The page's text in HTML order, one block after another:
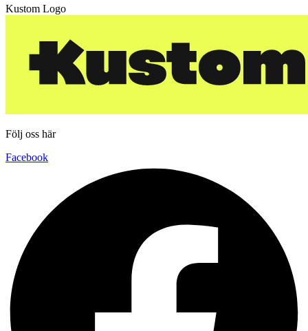
Kustom Logo
Följ oss här
Facebook